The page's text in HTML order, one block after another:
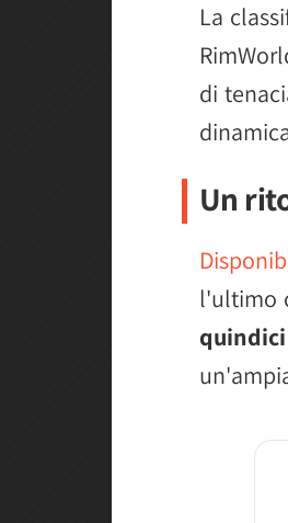
La
di
Un
l'ultimo